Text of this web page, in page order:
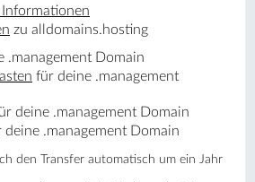
zu alldomains.hosting
.management Domain
für deine .management
deine .management Domain
deine .management Domain
den Transfer automatisch um ein Jahr